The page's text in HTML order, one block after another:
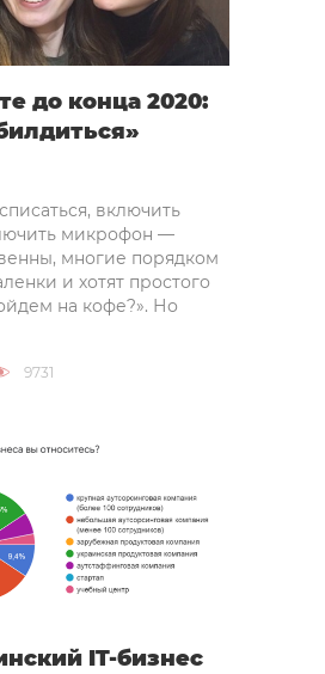
до конца 2020:
включить
микрофон —
многие порядком
и хотят простого
на кофе?». Но
9731
IT-бизнес